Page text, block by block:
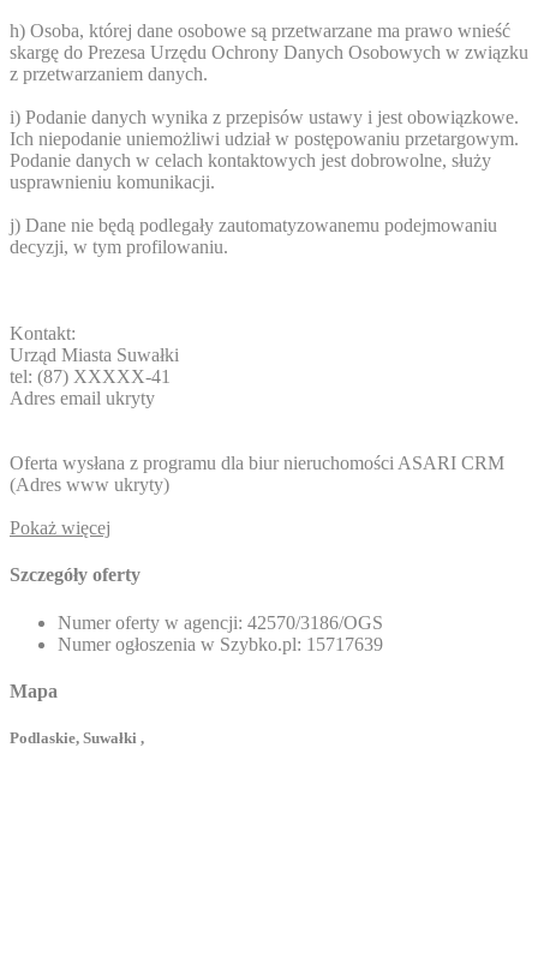
h) Osoba, której dane osobowe są przetwarzane ma prawo wnieść
skargę do Prezesa Urzędu Ochrony Danych Osobowych w związku
z przetwarzaniem danych.
i) Podanie danych wynika z przepisów ustawy i jest obowiązkowe.
Ich niepodanie uniemożliwi udział w postępowaniu przetargowym.
Podanie danych w celach kontaktowych jest dobrowolne, służy
usprawnieniu komunikacji.
j) Dane nie będą podlegały zautomatyzowanemu podejmowaniu
decyzji, w tym profilowaniu.
Kontakt:
Urząd Miasta Suwałki
tel: (87) XXXXX-41
Adres email ukryty
Oferta wysłana z programu dla biur nieruchomości ASARI CRM
(Adres www ukryty)
Pokaż więcej
Szczegóły oferty
Numer oferty w agencji: 42570/3186/OGS
Numer ogłoszenia w Szybko.pl: 15717639
Mapa
Podlaskie, Suwałki ,